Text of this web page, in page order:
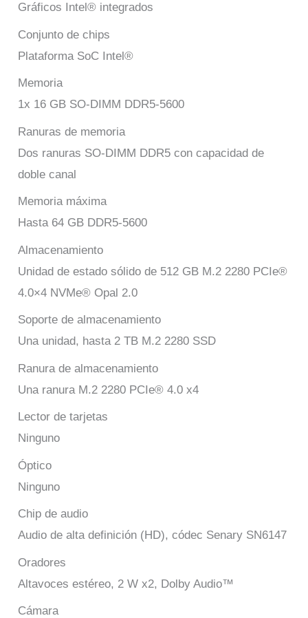
Gráficos Intel® integrados
Conjunto de chips
Plataforma SoC Intel®
Memoria
1x 16 GB SO-DIMM DDR5-5600
Ranuras de memoria
Dos ranuras SO-DIMM DDR5 con capacidad de
doble canal
Memoria máxima
Hasta 64 GB DDR5-5600
Almacenamiento
Unidad de estado sólido de 512 GB M.2 2280 PCIe®
4.0×4 NVMe® Opal 2.0
Soporte de almacenamiento
Una unidad, hasta 2 TB M.2 2280 SSD
Ranura de almacenamiento
Una ranura M.2 2280 PCIe® 4.0 x4
Lector de tarjetas
Ninguno
Óptico
Ninguno
Chip de audio
Audio de alta definición (HD), códec Senary SN6147
Oradores
Altavoces estéreo, 2 W x2, Dolby Audio™
Cámara